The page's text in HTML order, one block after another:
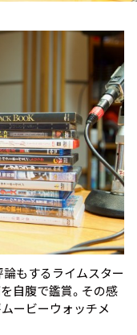
論もするライムスター
自腹で鑑賞。その感
ービーウォッチメ